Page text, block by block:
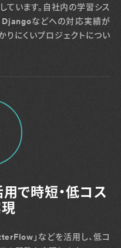
ています。自社内の学習シス
などへの対応実績が
りにくいプロジェクトについ
で時短・低コス
」などを活用し、低コ